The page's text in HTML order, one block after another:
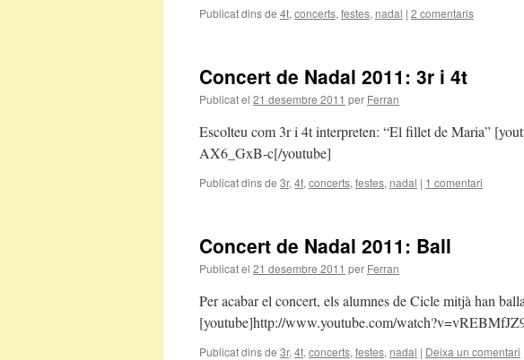
Publicat dins de 4t, concerts, festes, nadal | 2 comentaris
Concert de Nadal 2011: 3r i 4t
Publicat el 21 desembre 2011 per Ferran
Escolteu com 3r i 4t interpreten: “El fillet de Maria”
AX6_GxB-c[/youtube]
Publicat dins de 3r, 4t, concerts, festes, nadal | 1 comentari
Concert de Nadal 2011: Ball
Publicat el 21 desembre 2011 per Ferran
Per acabar el concert, els alumnes de Cicle mitjà han
[youtube]http://www.youtube.com/
Publicat dins de 3r, 4t, concerts, festes, nadal | Deixa un comentari